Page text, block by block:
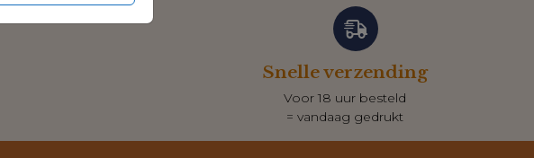
Snelle verzending
Voor 18 uur besteld
= vandaag gedrukt